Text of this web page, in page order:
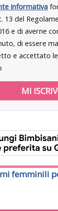
informativa
13 del
e di averne
di essere
e accettato
femminili